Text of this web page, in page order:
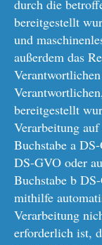
durch die
bereitgestellt
und
außerdem das
bereitgestellt
Verarbeitung
Buchstabe a
DS-GVO oder
Buchstabe b
mithilfe
Verarbeitung
erforderlich ist,